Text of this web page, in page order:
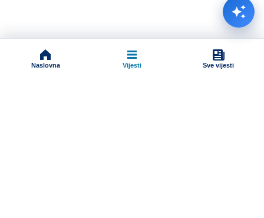
Naslovna Vijesti Sve vijesti